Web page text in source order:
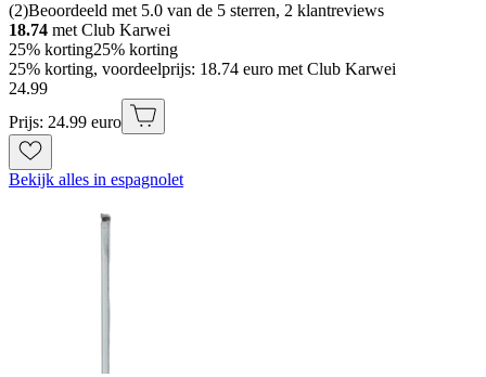
(2)Beoordeeld met 5.0 van de 5 sterren, 2 klantreviews
18.74 met Club Karwei
25% korting25% korting
25% korting, voordeelprijs: 18.74 euro met Club Karwei
24.99
Prijs: 24.99 euro
Bekijk alles in espagnolet